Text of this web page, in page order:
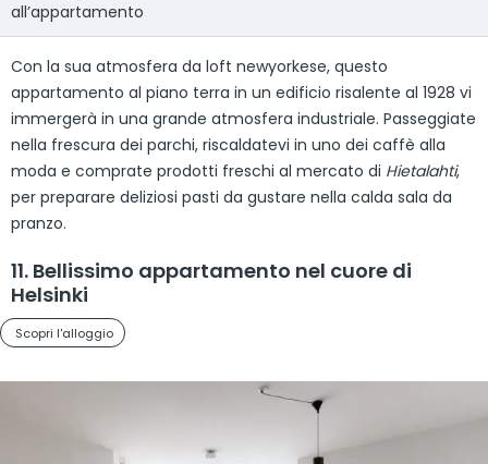
all’appartamento
Con la sua atmosfera da loft newyorkese, questo
appartamento al piano terra in un edificio risalente al 1928 vi
immergerà in una grande atmosfera industriale. Passeggiate
nella frescura dei parchi, riscaldatevi in uno dei caffè alla
moda e comprate prodotti freschi al mercato di Hietalahti,
per preparare deliziosi pasti da gustare nella calda sala da
pranzo.
11. Bellissimo appartamento nel cuore di
Helsinki
Scopri l'alloggio